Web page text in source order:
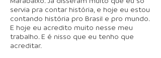
servia pra contar história, e hoje eu estou
contando história pro Brasil e pro mundo.
E hoje eu acredito muito nesse meu
trabalho. E é nisso que eu tenho que
acreditar.